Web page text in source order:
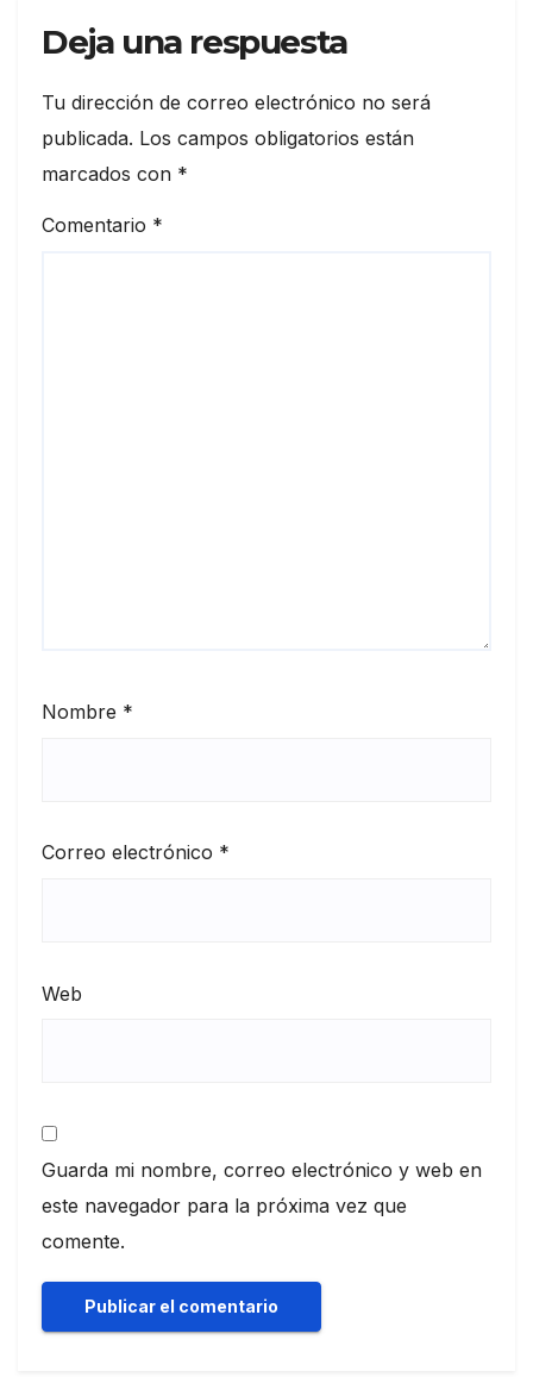
Deja una respuesta
Tu dirección de correo electrónico no será
publicada. Los campos obligatorios están
marcados con *
Comentario *
Nombre *
Correo electrónico *
Web
Guarda mi nombre, correo electrónico y web en
este navegador para la próxima vez que
comente.